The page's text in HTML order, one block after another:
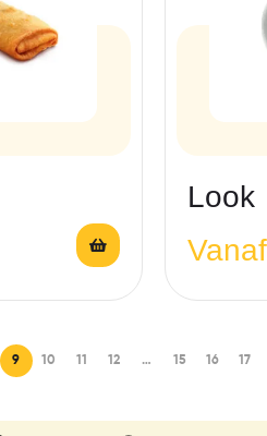
Look
9 10 11 12 … 15 16 17